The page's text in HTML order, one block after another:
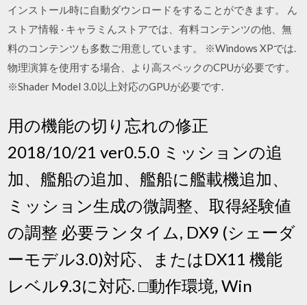
インストール時に自動ダウンロードをすることができます。 ん
ストア情報 · キャラミんストアでは、有料コンテンツの他、無
料のコンテンツも多数ご用意しています。 ※Windows XPでは.
物理演算を使用する場合、より高スペックのCPUが必要です。
※Shader Model 3.0以上対応のGPUが必要です.
用の機能の切り忘れの修正
2018/10/21 ver0.5.0 ミッションの追
加、艦船の追加、艦船に艦載機追加、
ミッション生成の微調整、取得経験値
の調整 必要ランタイム, DX9 (シェーダ
ーモデル3.0)対応、またはDX11 機能
レベル9.3に対応. □動作環境, Win